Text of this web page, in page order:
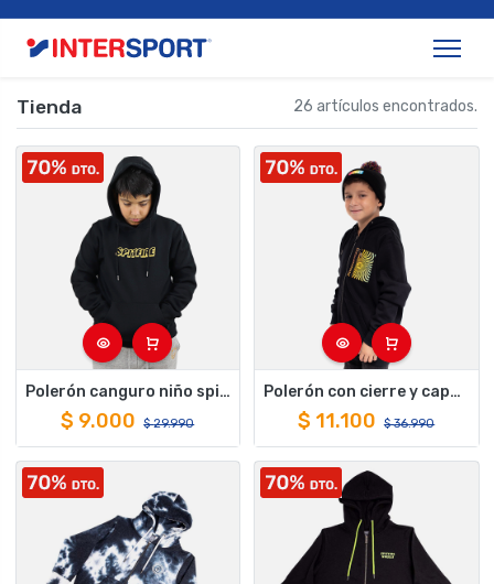
Tienda 26 artículos encontrados.
Polerón canguro niño spitfire sf hd negro
$ 9.000 $29.990
Polerón con cierre y capucha de niño spitfire trippy swirl negro
$ 11.100 $36.990